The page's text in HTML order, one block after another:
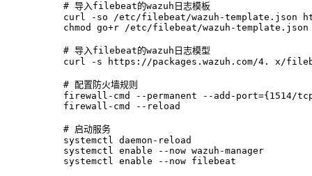
# 导入filebeat的wazuh日志模板
curl -so /etc/filebeat/wazuh-template.json
chmod go+r /etc/filebeat/wazuh-template.json
# 导入filebeat的wazuh日志模型
curl -s https://packages.wazuh.com/4. x/
# 配置防火墙规则
firewall-cmd --permanent --add-port={1514/
firewall-cmd --reload
# 启动服务
systemctl daemon-reload
systemctl enable --now wazuh-manager
systemctl enable --now filebeat